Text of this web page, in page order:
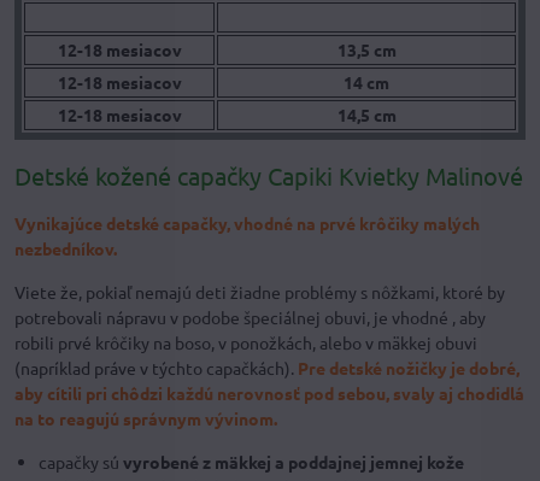
12-18 mesiacov
13,5 cm
12-18 mesiacov
14 cm
12-18 mesiacov
14,5 cm
Detské kožené capačky Capiki Kvietky Malinové
Vynikajúce detské capačky, vhodné na prvé krôčiky malých
nezbedníkov.
Viete že, pokiaľ nemajú deti žiadne problémy s nôžkami, ktoré by
potrebovali nápravu v podobe špeciálnej obuvi, je vhodné , aby
robili prvé krôčiky na boso, v ponožkách, alebo v mäkkej obuvi
(napríklad práve v týchto capačkách). Pre detské nožičky je dobré,
aby cítili pri chôdzi každú nerovnosť pod sebou, svaly aj chodidlá
na to reagujú správnym vývinom.
capačky sú vyrobené z mäkkej a poddajnej jemnej kože